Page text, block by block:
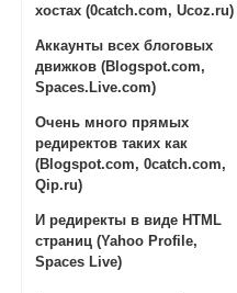
хостах (0catch.com, Ucoz.ru)
Аккаунты всех блоговых
движков (Blogspot.com,
Spaces.Live.com)
Очень много прямых
редиректов таких как
(Blogspot.com, 0catch.com,
Qip.ru)
И редиректы в виде HTML
страниц (Yahoo Profile,
Spaces Live)